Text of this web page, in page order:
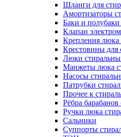
Шланги для
Амортизаторы
Баки и
Клапан
Крепления
Крестовины
Люки
Манжеты люка
Насосы
Патрубки
Прочее к
Рёбра
Ручки люка
Сальники
Суппорты